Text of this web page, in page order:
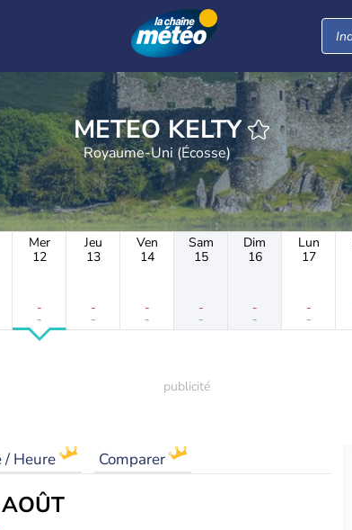
METEO KELTY
Royaume-Uni (Écosse)
Mer
12
-
-
Jeu
13
-
-
Ven
14
-
-
Sam
15
-
-
Dim
16
-
-
Lun
17
-
-
/ Heure Comparer